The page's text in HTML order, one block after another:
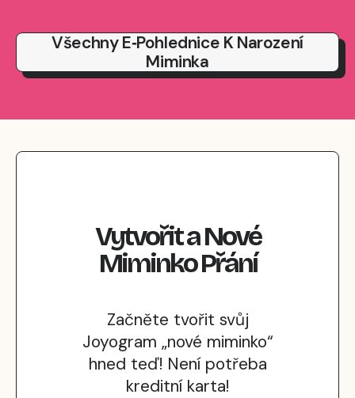
Všechny E‑pohlednice K Narození
Miminka
VytvořitaNové
MiminkoPřání
Začněte tvořit svůj
Joyogram „nové miminko“
hned teď! Není potřeba
kreditní karta!